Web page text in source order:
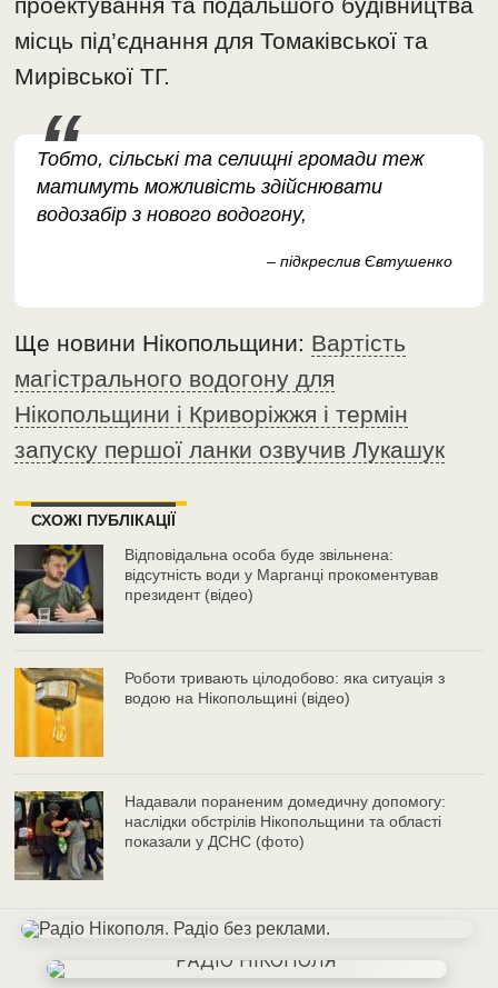
проектування та подальшого будівництва
місць під’єднання для Томаківської та
Мирівської ТГ.
Тобто, сільські та селищні громади теж
матимуть можливість здійснювати
водозабір з нового водогону,
– підкреслив Євтушенко
Ще новини Нікопольщини: Вартість
магістрального водогону для
Нікопольщини і Криворіжжя і термін
запуску першої ланки озвучив Лукашук
СХОЖІ ПУБЛІКАЦІЇ
Відповідальна особа буде звільнена:
відсутність води у Марганці прокоментував
президент (відео)
Роботи тривають цілодобово: яка ситуація з
водою на Нікопольщині (відео)
Надавали пораненим домедичну допомогу:
наслідки обстрілів Нікопольщини та області
показали у ДСНС (фото)